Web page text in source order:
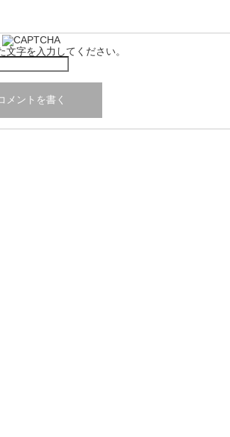
文字を入力してください。